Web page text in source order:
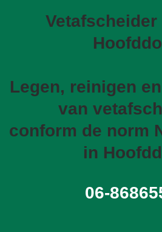
Legen, reinigen
van
conform de norm
in
06-